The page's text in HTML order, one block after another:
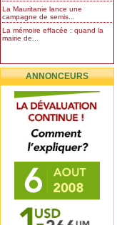
La Mauritanie lance une
campagne de semis...
La mémoire effacée : quand la
mairie de...
ANNONCEURS